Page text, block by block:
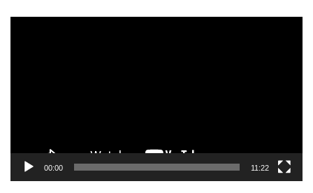
00:00 11:22